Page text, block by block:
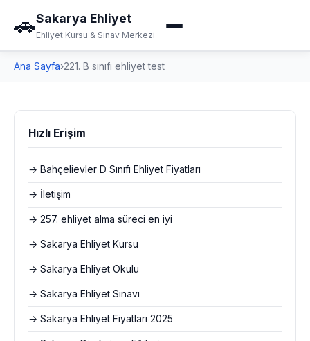
🚗Sakarya Ehliyet
Ehliyet Kursu & Sınav Merkezi
Ana Sayfa›221. B sınıfı ehliyet test
Hızlı Erişim
→ Bahçelievler D Sınıfı Ehliyet Fiyatları
→ İletişim
→ 257. ehliyet alma süreci en iyi
→ Sakarya Ehliyet Kursu
→ Sakarya Ehliyet Okulu
→ Sakarya Ehliyet Sınavı
→ Sakarya Ehliyet Fiyatları 2025